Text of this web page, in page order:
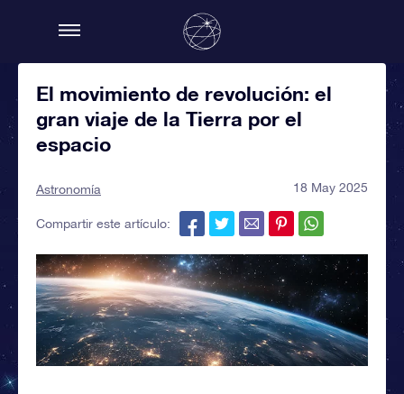
El movimiento de revolución: el
gran viaje de la Tierra por el
espacio
Astronomía 18 May 2025
Compartir este artículo: